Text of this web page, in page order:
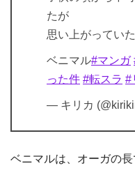
たが
思い上がってい
ベニマル#マンガ
った件 #転スラ #
— キリカ
ベニマルは、オーガの長